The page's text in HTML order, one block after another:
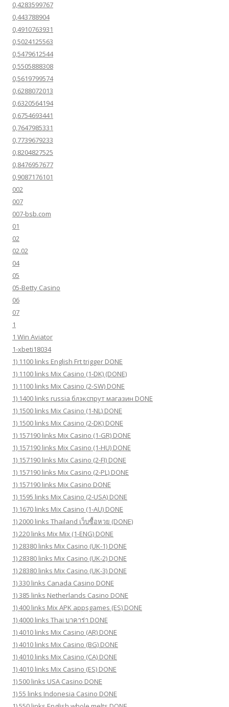
0,4283599767
0,443788904
0,4910763931
0,5024125563
0,5479612544
0,5505888308
0,5619799574
0,6288072013
0,6320564194
0,6754693441
0,7647985331
0,7739679233
0,8204827525
0,8476957677
0,9087176101
002
007
007-bsb.com
01
02
02.02
04
05
05-Betty Casino
06
07
1
1 Win Aviator
1-xbeti18034
1) 1100 links English Frt trigger DONE
1) 1100 links Mix Casino (1-DK) (DONE)
1) 1100 links Mix Casino (2-SW) DONE
1) 1400 links russia блэкспрут магазин DONE
1) 1500 links Mix Casino (1-NL) DONE
1) 1500 links Mix Casino (2-DK) DONE
1) 157190 links Mix Casino (1-GR) DONE
1) 157190 links Mix Casino (1-HU) DONE
1) 157190 links Mix Casino (2-FI) DONE
1) 157190 links Mix Casino (2-PL) DONE
1) 157190 links Mix Casino DONE
1) 1595 links Mix Casino (2-USA) DONE
1) 1670 links Mix Casino (1-AU) DONE
1) 2000 links Thailand เว็บซื้อหวย (DONE)
1) 220 links Mix Mix (1-ENG) DONE
1) 28380 links Mix Casino (UK-1) DONE
1) 28380 links Mix Casino (UK-2) DONE
1) 28380 links Mix Casino (UK-3) DONE
1) 330 links Canada Casino DONE
1) 385 links Netherlands Casino DONE
1) 400 links Mix APK appsgames (ES) DONE
1) 4000 links Thai บาคาร่า DONE
1) 4010 links Mix Casino (AR) DONE
1) 4010 links Mix Casino (BG) DONE
1) 4010 links Mix Casino (CA) DONE
1) 4010 links Mix Casino (ES) DONE
1) 500 links USA Casino DONE
1) 55 links Indonesia Casino DONE